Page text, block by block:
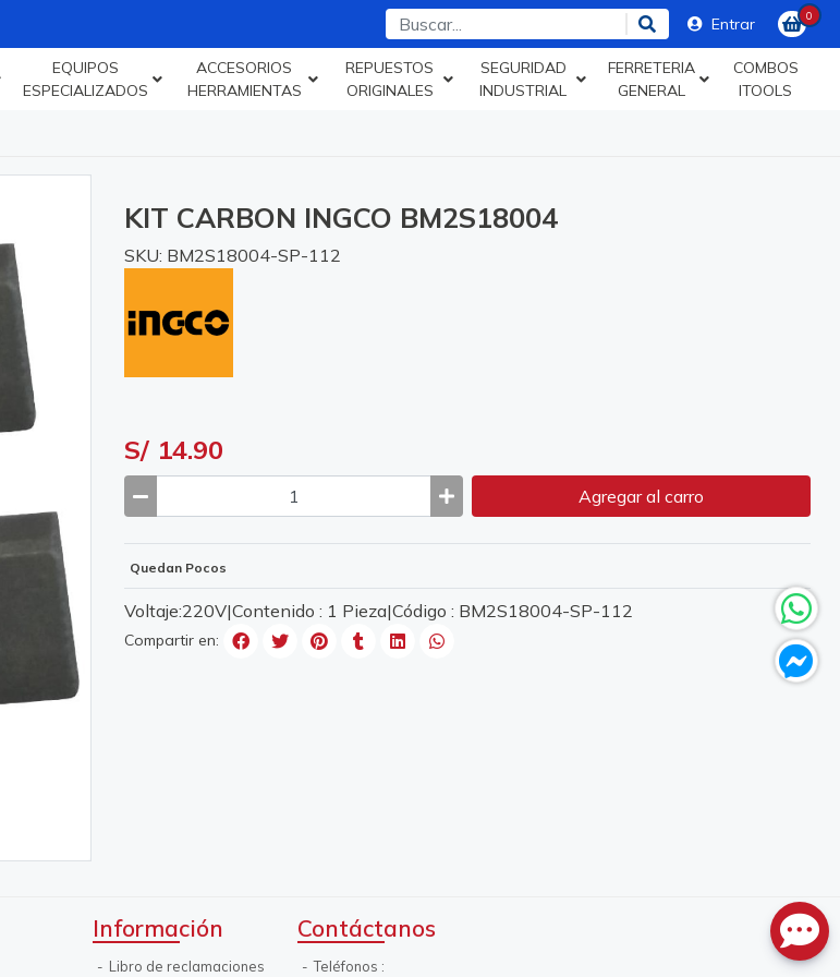
Entrar 0
EQUIPOS
ESPECIALIZADOS
ACCESORIOS
HERRAMIENTAS
REPUESTOS
ORIGINALES
SEGURIDAD
INDUSTRIAL
FERRETERIA
GENERAL
COMBOS
ITOOLS
KIT CARBON INGCO BM2S18004
SKU: BM2S18004-SP-112
S/ 14.90
Agregaral carro
Quedan Pocos
Voltaje:220V|Contenido : 1 Pieza|Código : BM2S18004-SP-112
Compartir en:
Información
Libro de reclamaciones
Contáctanos
Teléfonos